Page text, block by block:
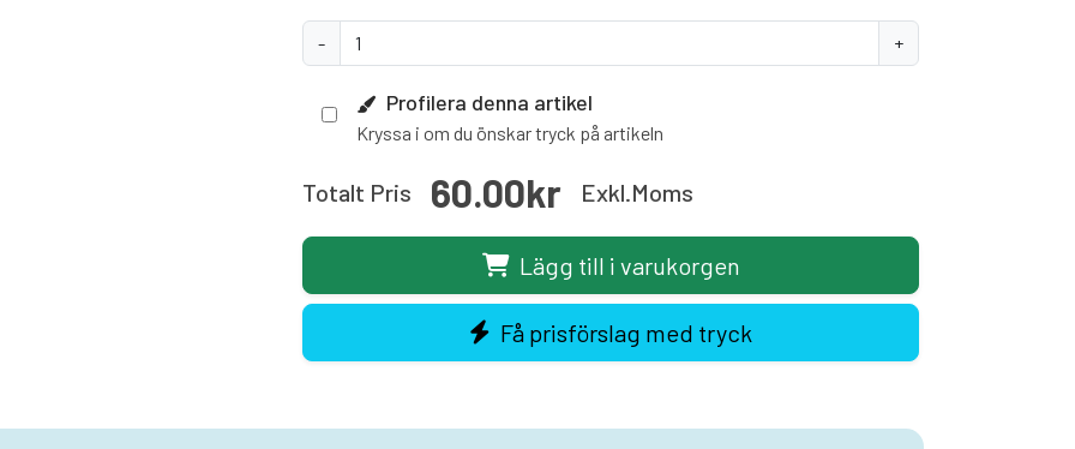
- +
Profilera denna artikel
Kryssa i om du önskar tryck på artikeln
Totalt Pris 60.00kr Exkl.moms
Lägg till i varukorgen
Få prisförslag med tryck